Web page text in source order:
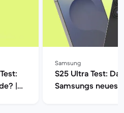
|
Samsung
S25 Ultra Test:
Samsungs neues